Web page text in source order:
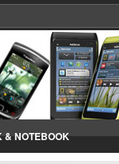
& NOTEBOOK